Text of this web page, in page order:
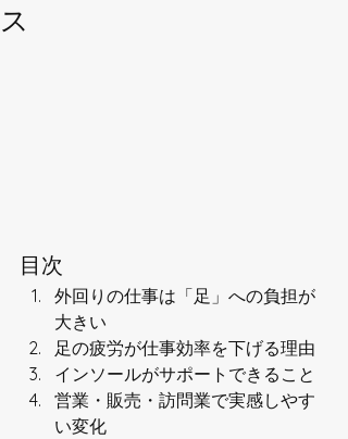
ス
目次
外回りの仕事は「足」への負担が
大きい
足の疲労が仕事効率を下げる理由
インソールがサポートできること
営業・販売・訪問業で実感しやす
い変化